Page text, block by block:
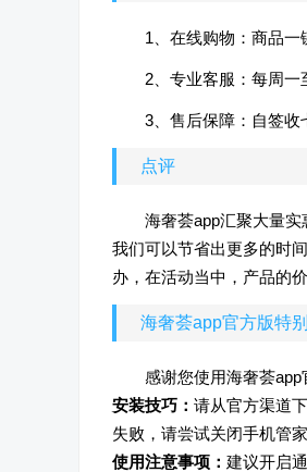
1、在线购物：商品一
2、专业客服：每周一
3、售后保障：自签收
点评
海奢荟app汇聚大量
我们可以节省出更多的时
办，在活动当中，产品的
海奢荟app官方版特
感谢您使用海奢荟app
安装技巧： 请从官方渠道
失败，请尝试关闭手机管
使用注意事项： 建议开启